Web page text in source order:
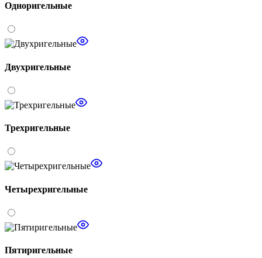
Одноригельные
Двухригельные
Трехригельные
Четырехригельные
Пятиригельные